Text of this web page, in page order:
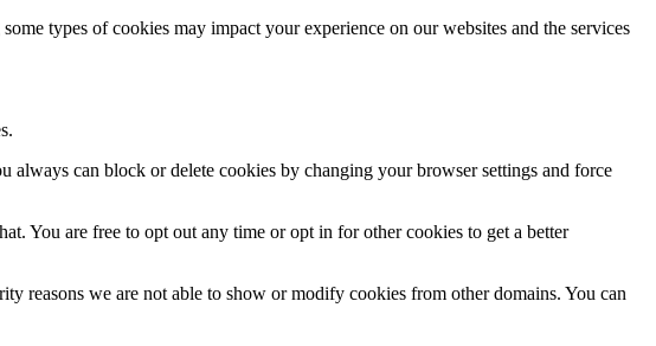
types of cookies may impact your experience on our websites and the services
always can block or delete cookies by changing your browser settings and force
You are free to opt out any time or opt in for other cookies to get a better
reasons we are not able to show or modify cookies from other domains. You can